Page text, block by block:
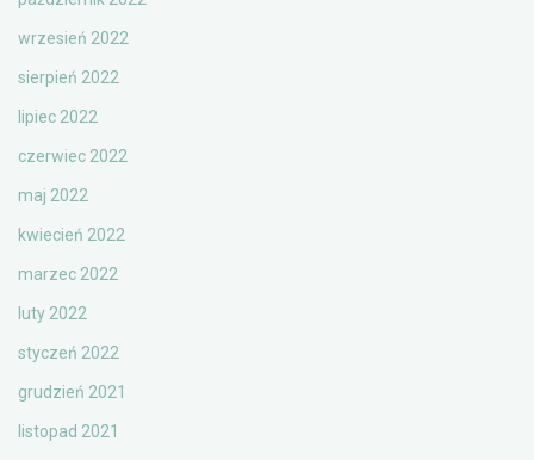
wrzesień 2022
sierpień 2022
lipiec 2022
czerwiec 2022
maj 2022
kwiecień 2022
marzec 2022
luty 2022
styczeń 2022
grudzień 2021
listopad 2021